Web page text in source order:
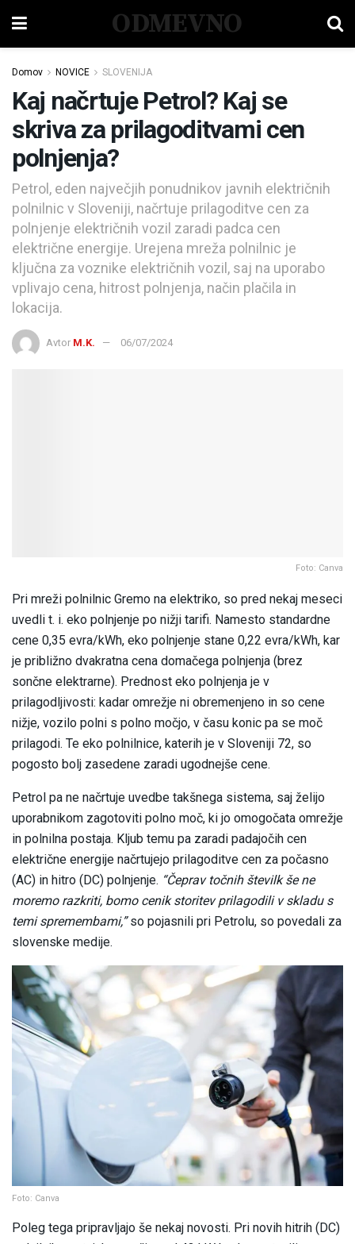
ODMEVNO
Domov NOVICE SLOVENIJA
Kaj načrtuje Petrol? Kaj se
skriva za prilagoditvami cen
polnjenja?
Petrol, eden največjih ponudnikov javnih električnih
polnilnic v Sloveniji, načrtuje prilagoditve cen za
polnjenje električnih vozil zaradi padca cen
električne energije. Urejena mreža polnilnic je
ključna za voznike električnih vozil, saj na uporabo
vplivajo cena, hitrost polnjenja, način plačila in
lokacija.
Avtor M.K. 06/07/2024
Foto: Canva
Pri mreži polnilnic Gremo na elektriko, so pred nekaj meseci
uvedli t. i. eko polnjenje po nižji tarifi. Namesto standardne
cene 0,35 evra/kWh, eko polnjenje stane 0,22 evra/kWh, kar
je približno dvakratna cena domačega polnjenja (brez
sončne elektrarne). Prednost eko polnjenja je v
prilagodljivosti: kadar omrežje ni obremenjeno in so cene
nižje, vozilo polni s polno močjo, v času konic pa se moč
prilagodi. Te eko polnilnice, katerih je v Sloveniji 72, so
pogosto bolj zasedene zaradi ugodnejše cene.
Petrol pa ne načrtuje uvedbe takšnega sistema, saj želijo
uporabnikom zagotoviti polno moč, ki jo omogočata omrežje
in polnilna postaja. Kljub temu pa zaradi padajočih cen
električne energije načrtujejo prilagoditve cen za počasno
(AC) in hitro (DC) polnjenje. “Čeprav točnih številk še ne
moremo razkriti, bomo cenik storitev prilagodili v skladu s
temi spremembami,”so pojasnili pri Petrolu, so povedali za
slovenske medije.
Foto: Canva
Poleg tega pripravljajo še nekaj novosti. Pri novih hitrih (DC)